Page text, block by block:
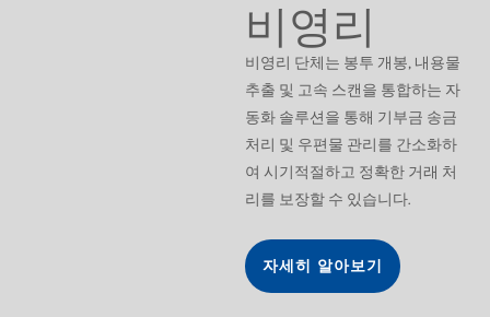
비영리
비영리 단체는 봉투 개봉, 내용물
추출 및 고속 스캔을 통합하는 자
동화 솔루션을 통해 기부금 송금
처리 및 우편물 관리를 간소화하
여 시기적절하고 정확한 거래 처
리를 보장할 수 있습니다.
자세히 알아보기